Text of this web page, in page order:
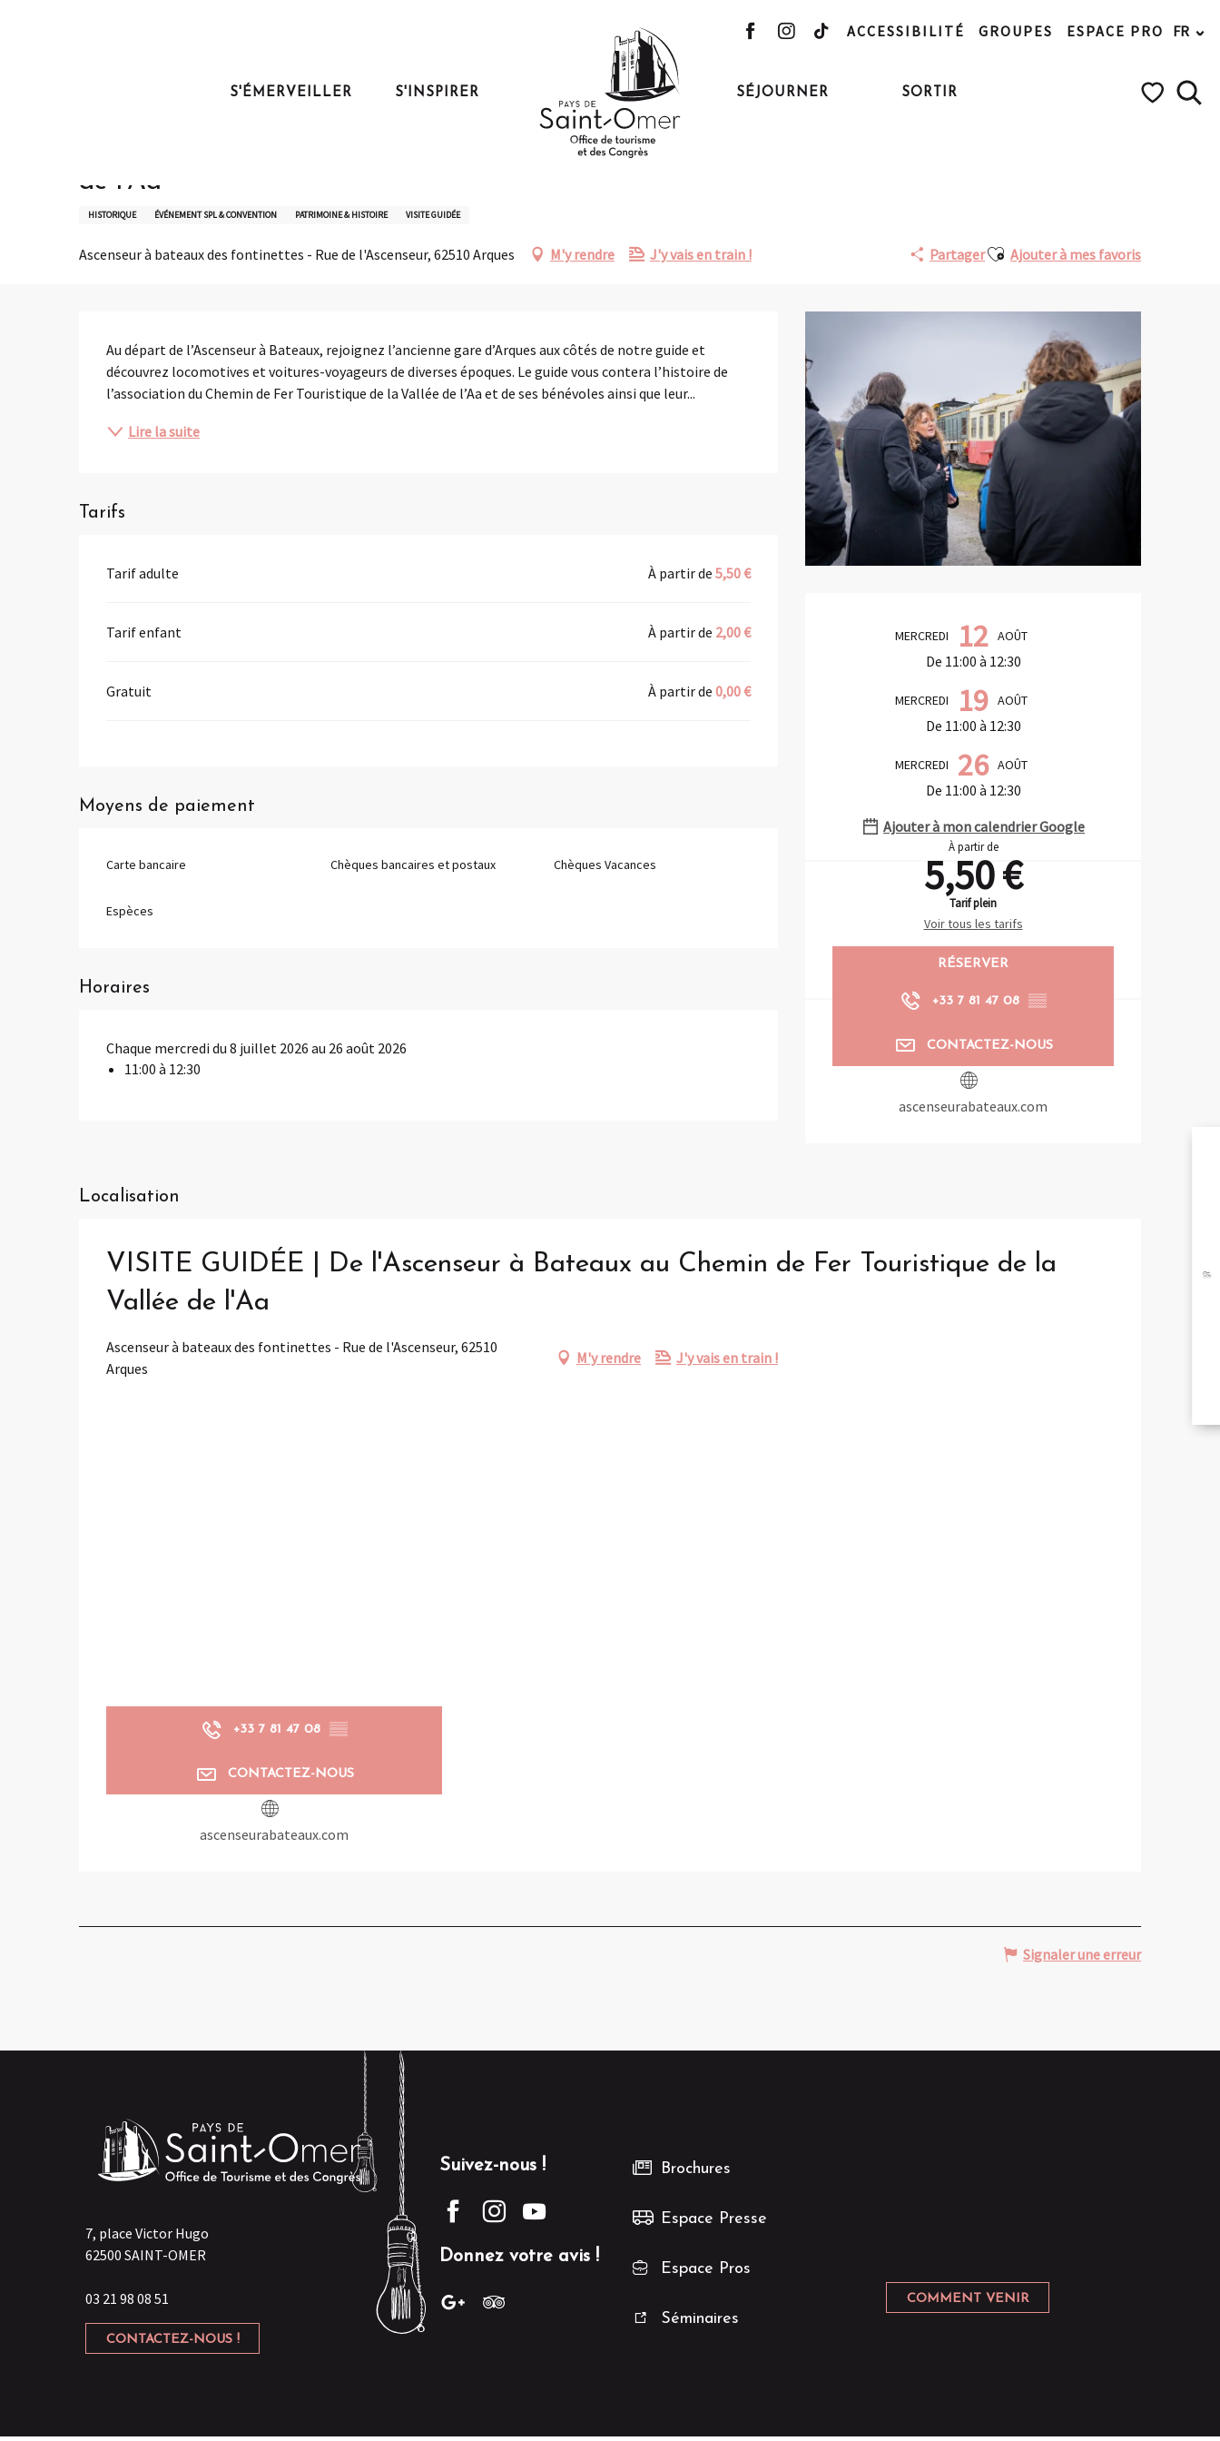
ACCESSIBILITÉ GROUPES ESPACE PRO FR
S'ÉMERVEILLER S'INSPIRER SÉJOURNER SORTIR
VISITE GUIDÉE | De l'Ascenseur à Bateaux au Chemin de Fer Touristique de la Vallée de l'Aa
VISITE GUIDÉE | De l'Ascenseur à Bateaux au Chemin de Fer Touristique de la Vallée
de l'Aa
HISTORIQUE ÉVÉNEMENT SPL & CONVENTION PATRIMOINE & HISTOIRE VISITE GUIDÉE
Ascenseur à bateaux des fontinettes - Rue de l'Ascenseur, 62510 Arques M'y rendre J'y vais en train ! PartagerAjouter aux favoris
Ajouter à mes favoris
MERCREDI 12 AOÛT
De 11:00 à 12:30
MERCREDI 19 AOÛT
De 11:00 à 12:30
MERCREDI 26 AOÛT
De 11:00 à 12:30
Ajouter à mon calendrier Google
À partir de
5,50 €
Tarif plein
Voir tous les tarifs
RÉSERVER
+33 7 81 47 08 ▒▒
CONTACTEZ-NOUS
ascenseurabateaux.com
Au départ de l’Ascenseur à Bateaux, rejoignez l’ancienne gare d’Arques aux côtés de notre guide et
découvrez locomotives et voitures-voyageurs de diverses époques. Le guide vous contera l’histoire de
l’association du Chemin de Fer Touristique de la Vallée de l’Aa et de ses bénévoles ainsi que leur...
Lire la suite
Tarifs
Tarif adulte À partir de5,50 €
Tarif enfant À partir de 2,00 €
Gratuit À partir de0,00 €
Moyens de paiement
Carte bancaire Chèques bancaires et postaux Chèques Vacances
Espèces
Horaires
Chaque mercredi du 8 juillet 2026 au 26 août 2026
11:00 à 12:30
Localisation
VISITE GUIDÉE | De l'Ascenseur à Bateaux au Chemin de Fer Touristique de la
Vallée de l'Aa
Ascenseur à bateaux des fontinettes - Rue de l'Ascenseur, 62510
Arques
M'y rendre J'y vais en train !
+33 7 81 47 08 ▒▒
CONTACTEZ-NOUS
ascenseurabateaux.com
Signaler une erreur
7, place Victor Hugo
62500 SAINT-OMER
03 21 98 08 51
CONTACTEZ-NOUS !
Suivez-nous !
Donnez votre avis !
Brochures
Espace Presse
Espace Pros
Séminaires
COMMENT VENIR